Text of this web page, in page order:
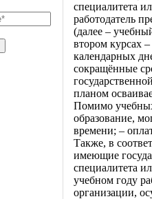
специалитета
работодатель
(далее –
втором курсах
календарных
сокращённые
планом
Помимо
образование,
времени; –
Также, в
имеющие
специалитета
учебном году
организации,